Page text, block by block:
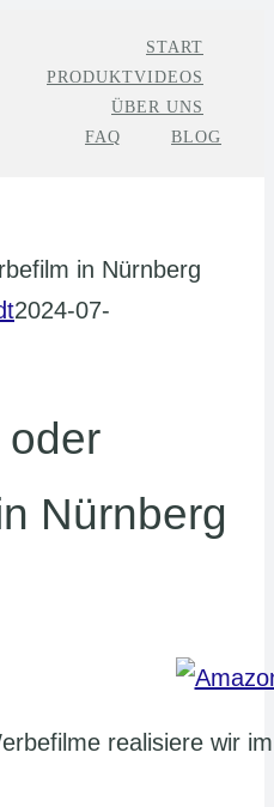
START
PRODUKTVIDEOS
ÜBER UNS
FAQ
BLOG
in Nürnberg
2024-07-
oder
Nürnberg
realisiere wir